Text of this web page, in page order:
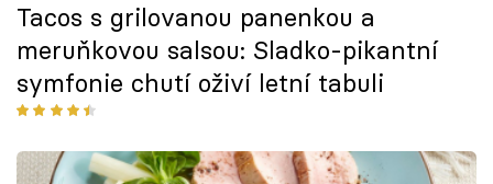
Tacos s grilovanou panenkou a
meruňkovou salsou: Sladko-pikantní
symfonie chutí oživí letní tabuli